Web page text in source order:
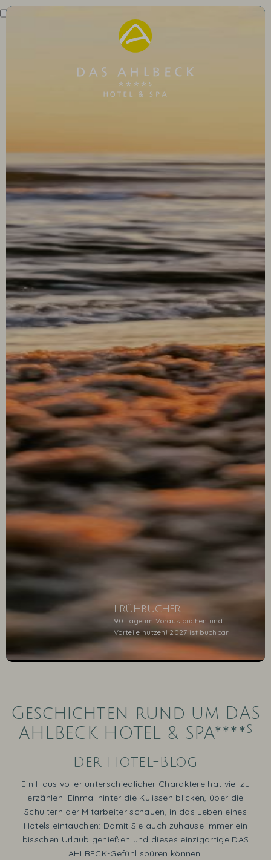
Frühbucher
90 Tage im Voraus buchen und
Vorteile nutzen! 2027 ist buchbar
Geschichten rund um DAS
AHLBECK HOTEL & SPA****s
Der Hotel-Blog
Ein Haus voller unterschiedlicher Charaktere hat viel zu
erzählen. Einmal hinter die Kulissen blicken, über die
Schultern der Mitarbeiter schauen, in das Leben eines
Hotels eintauchen: Damit Sie auch zuhause immer ein
bisschen Urlaub genießen und dieses einzigartige DAS
AHLBECK-Gefühl spüren können.